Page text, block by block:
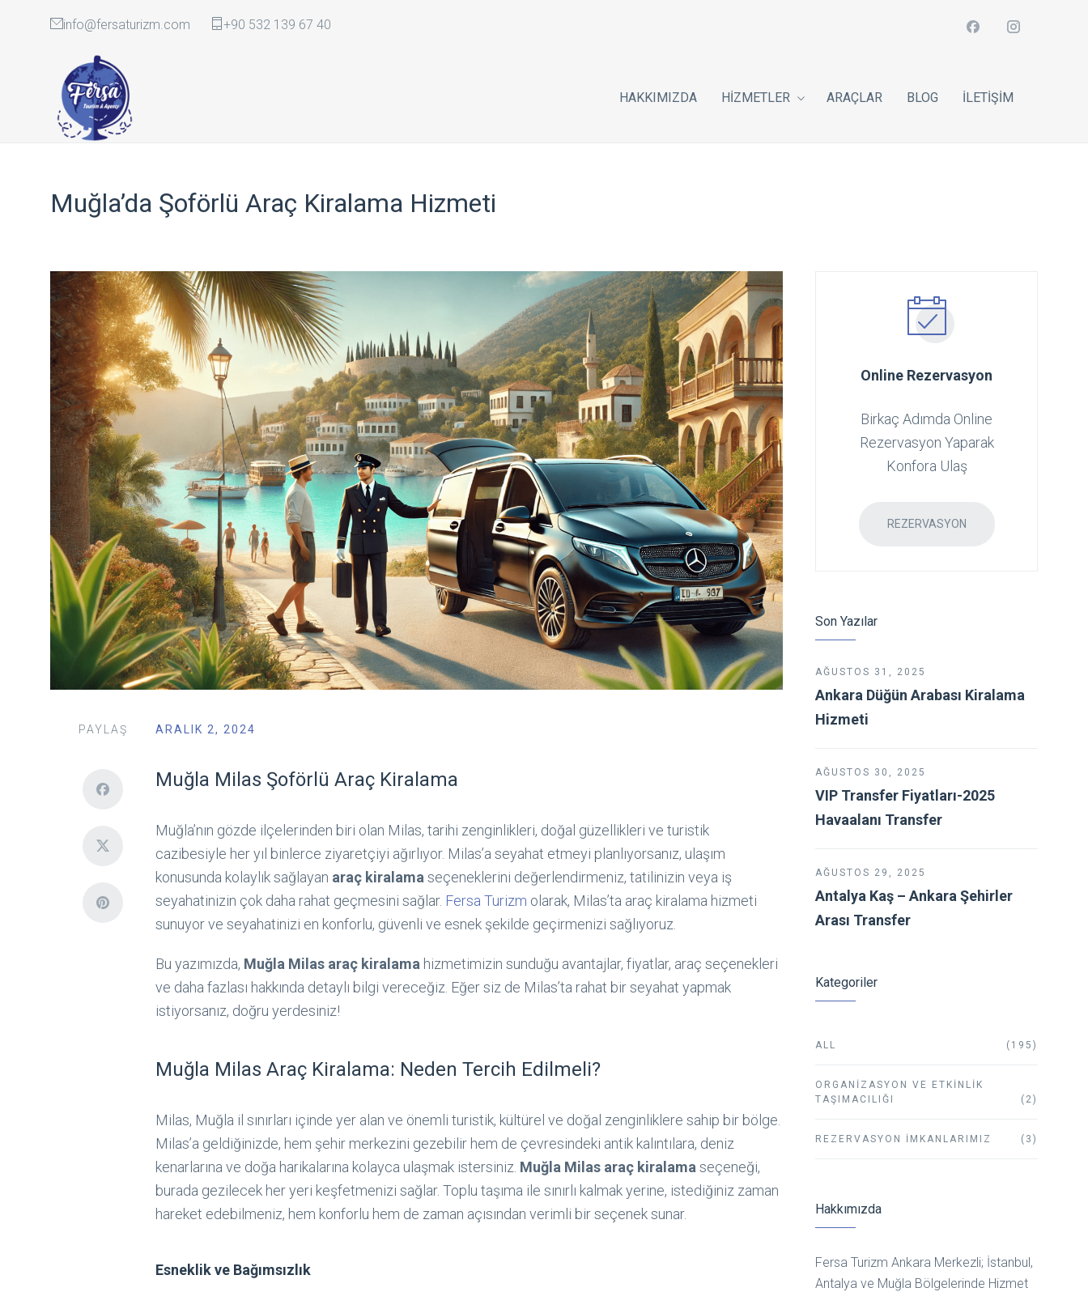
info@fersaturizm.com +90 532 139 67 40
HAKKIMIZDA HIZMETLER ARAÇLAR BLOG İLETIŞIM
Muğla’da Şoförlü Araç Kiralama Hizmeti
PAYLAŞ ARALIK 2, 2024
Muğla Milas Şoförlü Araç Kiralama
Muğla’nın gözde ilçelerinden biri olan Milas, tarihi zenginlikleri, doğal güzellikleri ve turistik
cazibesiyle her yıl binlerce ziyaretçiyi ağırlıyor. Milas’a seyahat etmeyi planlıyorsanız, ulaşım
konusunda kolaylık sağlayan araç kiralamaseçeneklerini değerlendirmeniz, tatilinizin veya iş
seyahatinizin çok daha rahat geçmesini sağlar. Fersa Turizm olarak, Milas’ta araç kiralama hizmeti
sunuyor ve seyahatinizi en konforlu, güvenli ve esnek şekilde geçirmenizi sağlıyoruz.
Bu yazımızda, Muğla Milas araç kiralama hizmetimizin sunduğu avantajlar, fiyatlar, araç seçenekleri
ve daha fazlası hakkında detaylı bilgi vereceğiz. Eğer siz de Milas’ta rahat bir seyahat yapmak
istiyorsanız, doğru yerdesiniz!
Muğla Milas Araç Kiralama: Neden Tercih Edilmeli?
Milas, Muğla il sınırları içinde yer alan ve önemli turistik, kültürel ve doğal zenginliklere sahip bir bölge.
Milas’a geldiğinizde, hem şehir merkezini gezebilir hem de çevresindeki antik kalıntılara, deniz
kenarlarına ve doğa harikalarına kolayca ulaşmak istersiniz. Muğla Milas araç kiralamaseçeneği,
burada gezilecek her yeri keşfetmenizi sağlar. Toplu taşıma ile sınırlı kalmak yerine, istediğiniz zaman
hareket edebilmeniz, hem konforlu hem de zaman açısından verimli bir seçenek sunar.
Esneklik ve Bağımsızlık
Online Rezervasyon
Birkaç Adımda Online
Rezervasyon Yaparak
Konfora Ulaş
REZERVASYON
Son Yazılar
AĞUSTOS 31, 2025
Ankara Düğün Arabası Kiralama
Hizmeti
AĞUSTOS 30, 2025
VIP Transfer Fiyatları-2025
Havaalanı Transfer
AĞUSTOS 29, 2025
Antalya Kaş – Ankara Şehirler
Arası Transfer
Kategoriler
ALL (195)
ORGANIZASYON VE ETKINLIK
TAŞIMACILIĞI
(2)
REZERVASYON İMKANLARIMIZ (3)
Hakkımızda
Fersa Turizm Ankara Merkezli; İstanbul,
Antalya ve Muğla Bölgelerinde Hizmet